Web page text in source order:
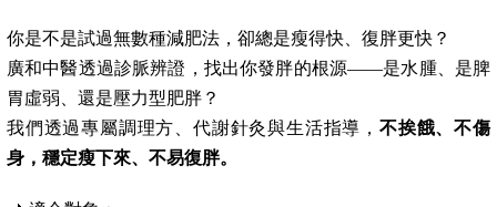
你是不是試過無數種減肥法，卻總是瘦得快、復胖更快？
廣和中醫透過診脈辨證，找出你發胖的根源——是水腫、是脾
胃虛弱、還是壓力型肥胖？
我們透過專屬調理方、代謝針灸與生活指導， 不挨餓、不傷
身，穩定瘦下來、不易復胖。